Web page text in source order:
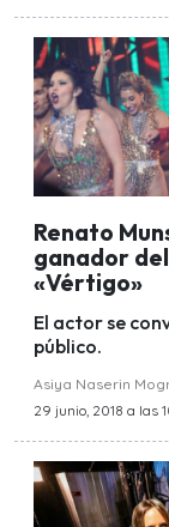
Renato
ganador
«Vértigo»
El actor se
público.
Asiya Naserin
29 junio, 2018 a las